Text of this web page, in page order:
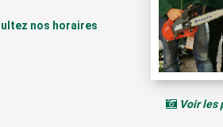
nos horaires
Voir les